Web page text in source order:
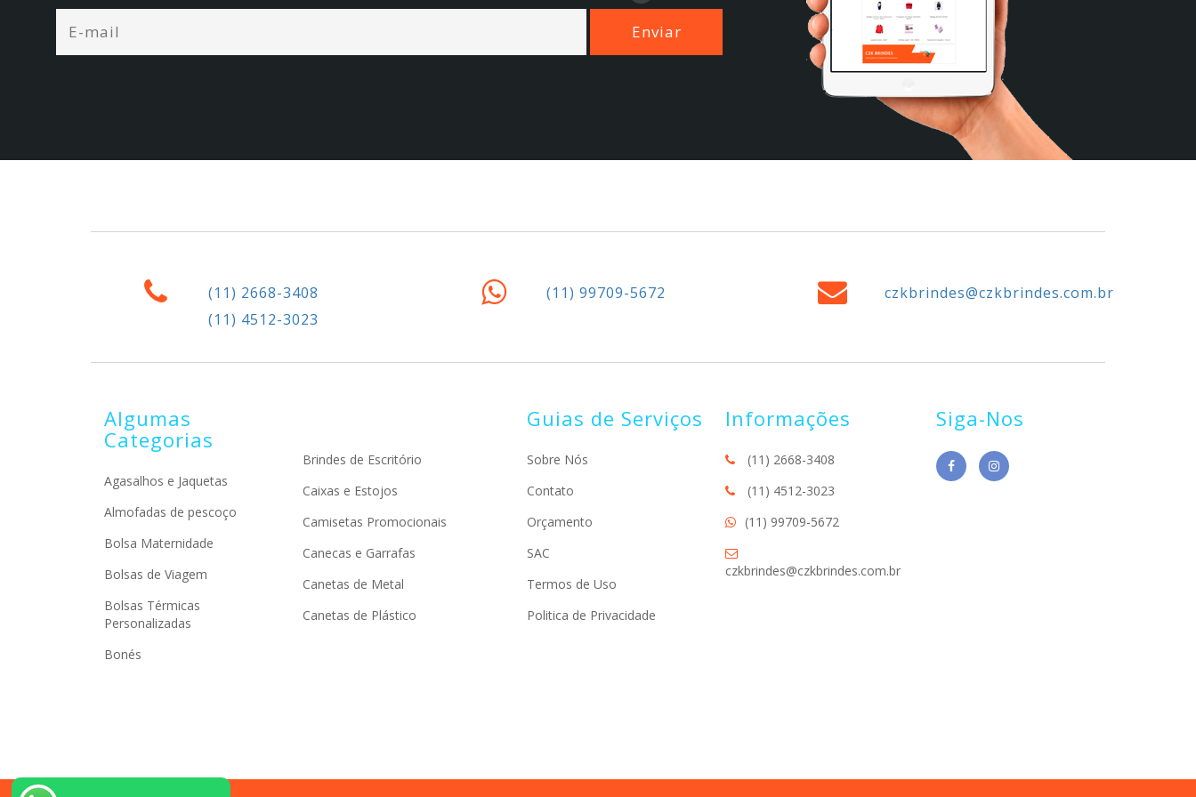
(11) 2668-3408
(11) 4512-3023
(11) 99709-5672 czkbrindes@czkbrindes.com.br
Algumas
Categorias
Agasalhos e Jaquetas
Almofadas de pescoço
Bolsa Maternidade
Bolsas de Viagem
Bolsas Térmicas
Personalizadas
Bonés
Brindes de Escritório
Caixas e Estojos
Camisetas Promocionais
Canecas e Garrafas
Canetas de Metal
Canetas de Plástico
Guias de Serviços
Sobre Nós
Contato
Orçamento
SAC
Termos de Uso
Politica de Privacidade
Informações
(11) 2668-3408
(11) 4512-3023
(11) 99709-5672
czkbrindes@czkbrindes.com.br
Siga-Nos